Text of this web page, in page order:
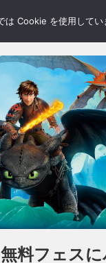
BLOGS
料フェス
Cookie を使用して